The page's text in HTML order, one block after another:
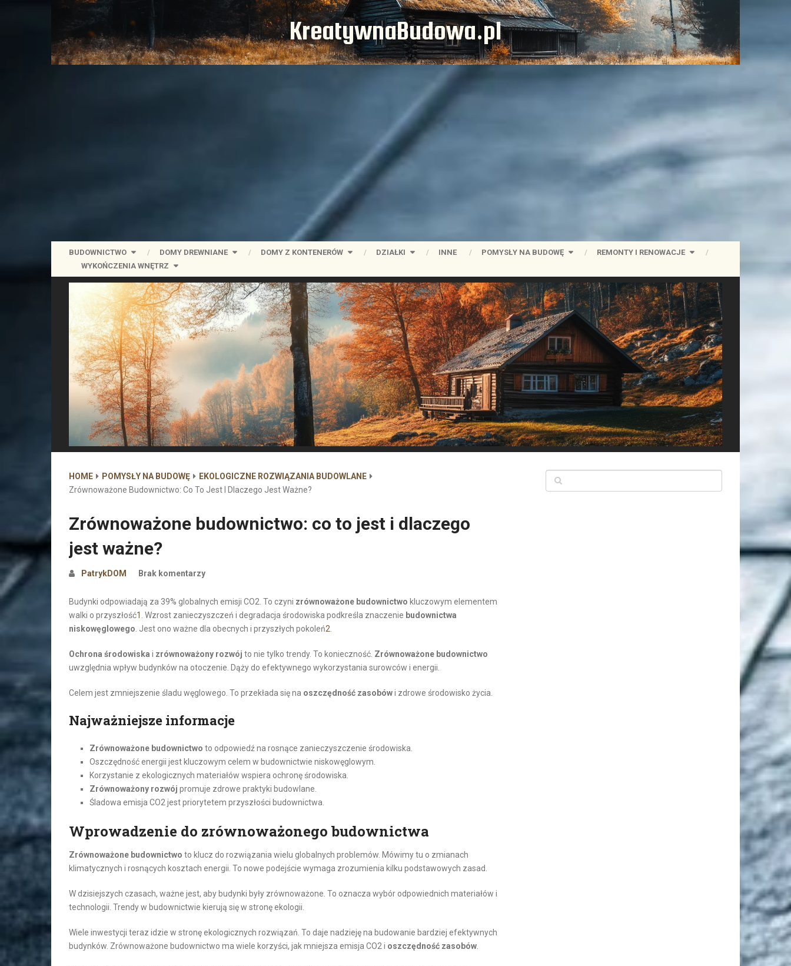
KreatywnaBudowa.pl
BUDOWNICTWO DOMY DREWNIANE DOMY Z KONTENERÓW DZIAŁKI INNE POMYSŁY NA BUDOWĘ
REMONTY I RENOWACJE
WYKOŃCZENIA WNĘTRZ
HOME POMYSŁY NA BUDOWĘ
EKOLOGICZNE ROZWIĄZANIA BUDOWLANE
Zrównoważone Budownictwo: Co To Jest I Dlaczego Jest Ważne?
Zrównoważone budownictwo: co to jest i dlaczego
jest ważne?
PatrykDOM Brak komentarzy
Budynki odpowiadają za 39% globalnych emisji CO2. To czyni zrównoważone budownictwo kluczowym elementem
walki o przyszłość1 . Wzrost zanieczyszczeń i degradacja środowiska podkreśla znaczenie budownictwa
niskowęglowego . Jest ono ważne dla obecnych i przyszłych pokoleń2
Ochrona środowiska i zrównoważony rozwój to nie tylko trendy. To konieczność. Zrównoważone budownictwo
uwzględnia wpływ budynków na otoczenie. Dąży do efektywnego wykorzystania surowców i energii.
Celem jest zmniejszenie śladu węglowego. To przekłada się na oszczędność zasobówi zdrowe środowisko życia.
Najważniejsze informacje
Zrównoważone budownictwo to odpowiedź na rosnące zanieczyszczenie środowiska.
Oszczędność energii jest kluczowym celem w budownictwie niskowęglowym.
Korzystanie z ekologicznych materiałów wspiera ochronę środowiska.
Zrównoważony rozwój promuje zdrowe praktyki budowlane.
Śladowa emisja CO2 jest priorytetem przyszłości budownictwa.
Wprowadzenie do zrównoważonego budownictwa
Zrównoważone budownictwo to klucz do rozwiązania wielu globalnych problemów. Mówimy tu o zmianach
klimatycznych i rosnących kosztach energii. To nowe podejście wymaga zrozumienia kilku podstawowych zasad.
W dzisiejszych czasach, ważne jest, aby budynki były zrównoważone. To oznacza wybór odpowiednich materiałów i
technologii. Trendy w budownictwie kierują się w stronę ekologii.
Wiele inwestycji teraz idzie w stronę ekologicznych rozwiązań. To daje nadzieję na budowanie bardziej efektywnych
budynków. Zrównoważone budownictwo ma wiele korzyści, jak mniejsza emisja CO2 i oszczędność zasobów.